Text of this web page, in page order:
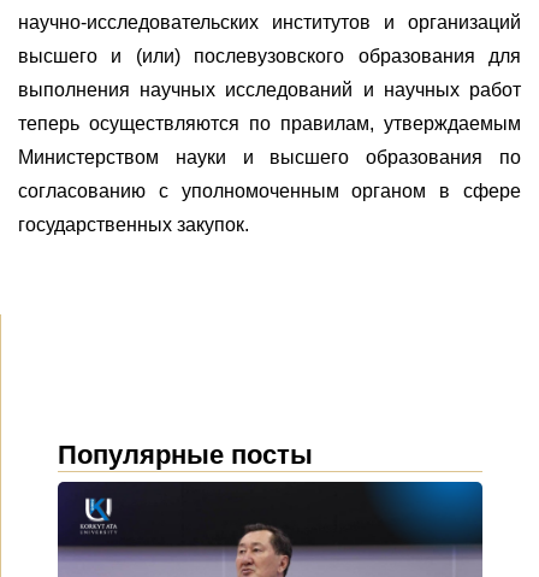
научно-исследовательских институтов и организаций
высшего и (или) послевузовского образования для
выполнения научных исследований и научных работ
теперь осуществляются по правилам, утверждаемым
Министерством науки и высшего образования по
согласованию с уполномоченным органом в сфере
государственных закупок.
Популярные посты